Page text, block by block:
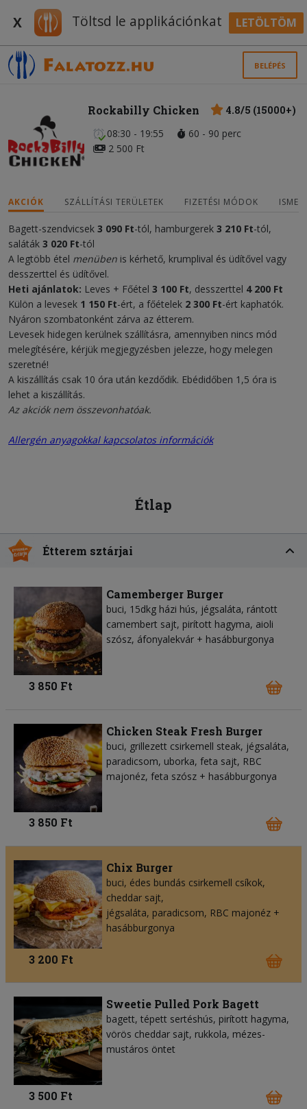
X Töltsd le applikációnkat LETÖLTÖM
BELÉPÉS
Rockabilly Chicken
4.8/5 (15000+)
08:30 - 19:55
60 - 90 perc
2 500 Ft
AKCIÓK SZÁLLÍTÁSI TERÜLETEK FIZETÉSI MÓDOK
Bagett-szendvicsek 3 090 Ft-tól, hamburgerek 3 210 Ft-tól,
saláták 3 020 Ft-tól
A legtöbb étel menüben is kérhető, krumplival és üdítővel vagy
desszerttel és üdítővel.
Heti ajánlatok: Leves + Főétel 3 100 Ft, desszerttel 4 200 Ft
Külön a levesek 1 150 Ft-ért, a főételek 2 300 Ft-ért kaphatók.
Nyáron szombatonként zárva az étterem.
Levesek hidegen kerülnek szállításra, amennyiben nincs mód
melegítésére, kérjük megjegyzésben jelezze, hogy melegen
szeretné!
A kiszállítás csak 10 óra után kezdődik. Ebédidőben 1,5 óra is
lehet a kiszállítás.
Az akciók nem összevonhatóak.
Allergén anyagokkal kapcsolatos információk
Étlap
Étterem sztárjai
Camemberger Burger
buci, 15dkg házi hús, jégsaláta, rántott
camembert sajt, pirított hagyma, aioli
szósz, áfonyalekvár + hasábburgonya
3 850 Ft
Chicken Steak Fresh Burger
buci, grillezett csirkemell steak, jégsaláta,
paradicsom, uborka, feta sajt, RBC
majonéz, feta szósz + hasábburgonya
3 850 Ft
Chix Burger
buci, édes bundás csirkemell csíkok,
cheddar sajt,
jégsaláta, paradicsom, RBC majonéz +
hasábburgonya
3 200 Ft
Sweetie Pulled Pork Bagett
bagett, tépett sertéshús, pirított hagyma,
vörös cheddar sajt, rukkola, mézes-
mustáros öntet
3 500 Ft